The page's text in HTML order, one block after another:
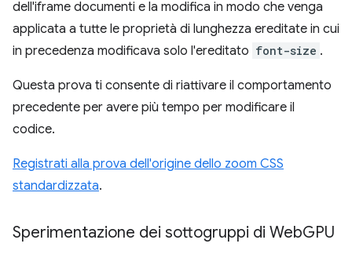
dell'iframe documenti e la modifica in modo che venga
applicata a tutte le proprietà di lunghezza ereditate in cui
in precedenza modificava solo l'ereditato font-size .
Questa prova ti consente di riattivare il comportamento
precedente per avere più tempo per modificare il
codice.
Registrati alla prova dell'origine dello zoom CSS
standardizzata.
Sperimentazione dei sottogruppi di WebGPU